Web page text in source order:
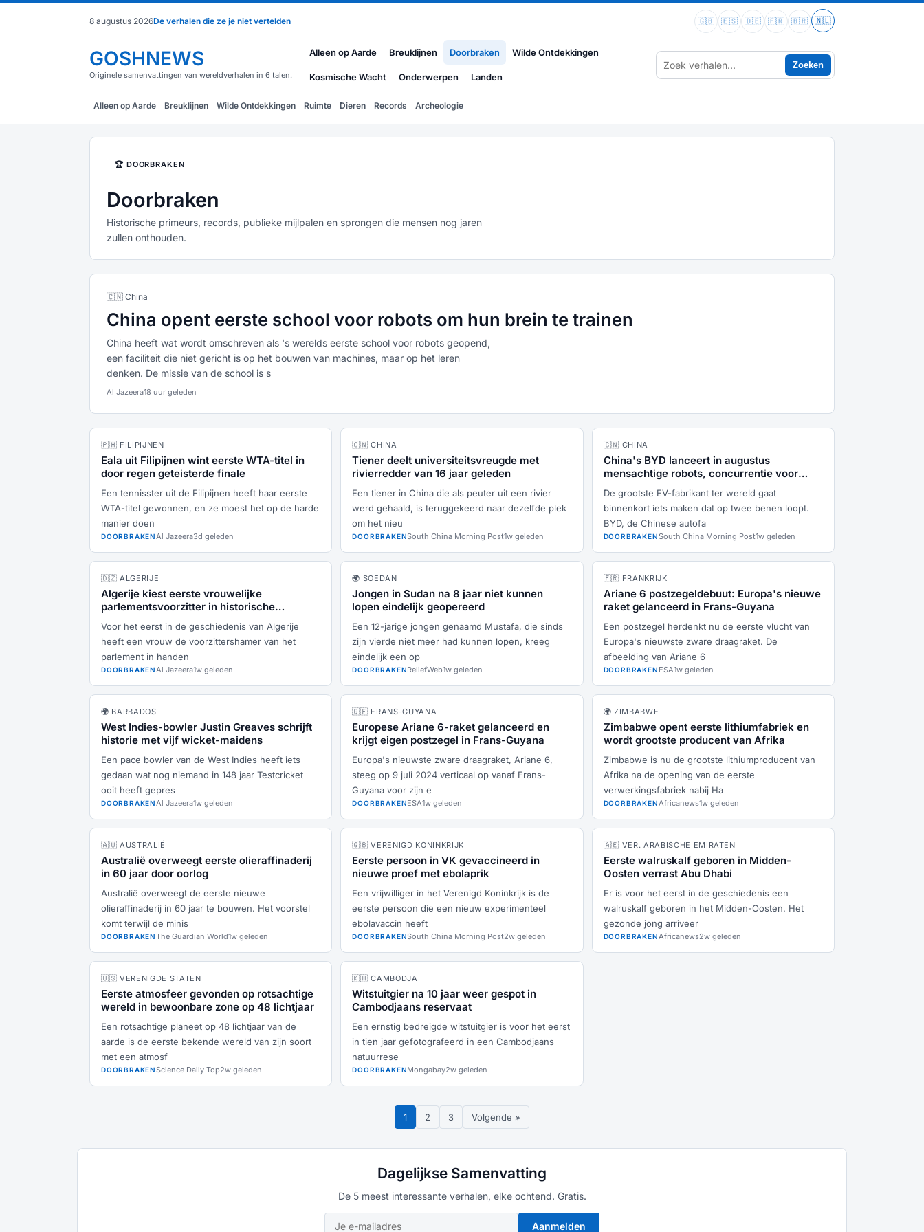
8 augustus 2026De verhalen die ze je niet vertelden 🇬🇧 🇪🇸 🇩🇪 🇫🇷 🇧🇷 🇳🇱
GOSHNEWS
Originele samenvattingen van wereldverhalen in 6 talen.
Alleen op Aarde Breuklijnen Doorbraken Wilde Ontdekkingen
Kosmische Wacht Onderwerpen Landen
Zoeken
Alleen op Aarde Breuklijnen Wilde Ontdekkingen Ruimte Dieren Records Archeologie
🏆 DOORBRAKEN
Doorbraken
Historische primeurs, records, publieke mijlpalen en sprongen die mensen nog jaren
zullen onthouden.
🇨🇳 China
China opent eerste school voor robots om hun brein te trainen
China heeft wat wordt omschreven als 's werelds eerste school voor robots geopend,
een faciliteit die niet gericht is op het bouwen van machines, maar op het leren
denken. De missie van de school is s
Al Jazeera18 uur geleden
🇵🇭 FILIPIJNEN
Eala uit Filipijnen wint eerste WTA-titel in
door regen geteisterde finale
Een tennisster uit de Filipijnen heeft haar eerste
WTA-titel gewonnen, en ze moest het op de harde
manier doen
DOORBRAKENAl Jazeera3d geleden
🇨🇳 CHINA
Tiener deelt universiteitsvreugde met
rivierredder van 16 jaar geleden
Een tiener in China die als peuter uit een rivier
werd gehaald, is teruggekeerd naar dezelfde plek
om het nieu
DOORBRAKENSouth China Morning Post1w geleden
🇨🇳 CHINA
China's BYD lanceert in augustus
mensachtige robots, concurrentie voor
Tesla
De grootste EV-fabrikant ter wereld gaat
binnenkort iets maken dat op twee benen loopt.
BYD, de Chinese autofa
DOORBRAKENSouth China Morning Post1w geleden
🇩🇿 ALGERIJE
Algerije kiest eerste vrouwelijke
parlementsvoorzitter in historische
stemming
Voor het eerst in de geschiedenis van Algerije
heeft een vrouw de voorzittershamer van het
parlement in handen
DOORBRAKENAl Jazeera1w geleden
🌍 SOEDAN
Jongen in Sudan na 8 jaar niet kunnen
lopen eindelijk geopereerd
Een 12-jarige jongen genaamd Mustafa, die sinds
zijn vierde niet meer had kunnen lopen, kreeg
eindelijk een op
DOORBRAKENReliefWeb1w geleden
🇫🇷 FRANKRIJK
Ariane 6 postzegeldebuut: Europa's nieuwe
raket gelanceerd in Frans-Guyana
Een postzegel herdenkt nu de eerste vlucht van
Europa's nieuwste zware draagraket. De
afbeelding van Ariane 6
DOORBRAKEN ESA1w geleden
🌍 BARBADOS
West Indies-bowler Justin Greaves schrijft
historie met vijf wicket-maidens
Een pace bowler van de West Indies heeft iets
gedaan wat nog niemand in 148 jaar Testcricket
ooit heeft gepres
DOORBRAKENAl Jazeera1w geleden
🇬🇫 FRANS-GUYANA
Europese Ariane 6-raket gelanceerd en
krijgt eigen postzegel in Frans-Guyana
Europa's nieuwste zware draagraket, Ariane 6,
steeg op 9 juli 2024 verticaal op vanaf Frans-
Guyana voor zijn e
DOORBRAKENESA1w geleden
🌍 ZIMBABWE
Zimbabwe opent eerste lithiumfabriek en
wordt grootste producent van Afrika
Zimbabwe is nu de grootste lithiumproducent van
Afrika na de opening van de eerste
verwerkingsfabriek nabij Ha
DOORBRAKENAfricanews1w geleden
🇦🇺 AUSTRALIË
Australië overweegt eerste olieraffinaderij
in 60 jaar door oorlog
Australië overweegt de eerste nieuwe
olieraffinaderij in 60 jaar te bouwen. Het voorstel
komt terwijl de minis
DOORBRAKENThe Guardian World1w geleden
🇬🇧 VERENIGD KONINKRIJK
Eerste persoon in VK gevaccineerd in
nieuwe proef met ebolaprik
Een vrijwilliger in het Verenigd Koninkrijk is de
eerste persoon die een nieuw experimenteel
ebolavaccin heeft
DOORBRAKENSouth China Morning Post2w geleden
🇦🇪 VER. ARABISCHE EMIRATEN
Eerste walruskalf geboren in Midden-
Oosten verrast Abu Dhabi
Er is voor het eerst in de geschiedenis een
walruskalf geboren in het Midden-Oosten. Het
gezonde jong arriveer
DOORBRAKENAfricanews2w geleden
🇺🇸 VERENIGDE STATEN
Eerste atmosfeer gevonden op rotsachtige
wereld in bewoonbare zone op 48 lichtjaar
Een rotsachtige planeet op 48 lichtjaar van de
aarde is de eerste bekende wereld van zijn soort
met een atmosf
DOORBRAKENScience Daily Top2w geleden
🇰🇭 CAMBODJA
Witstuitgier na 10 jaar weer gespot in
Cambodjaans reservaat
Een ernstig bedreigde witstuitgier is voor het eerst
in tien jaar gefotografeerd in een Cambodjaans
natuurrese
DOORBRAKENMongabay2w geleden
1 2 3 Volgende »
Dagelijkse Samenvatting
De 5 meest interessante verhalen, elke ochtend. Gratis.
Aanmelden